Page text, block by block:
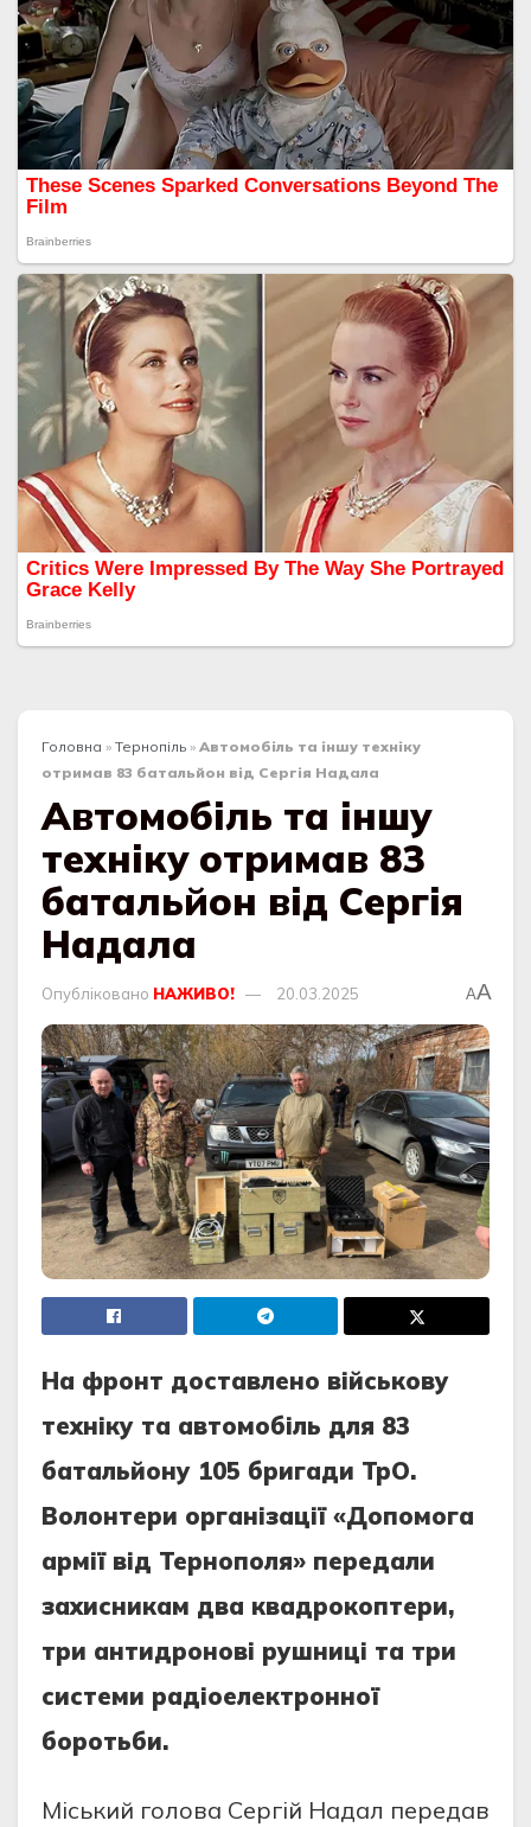
Головна » Тернопіль » Автомобіль та іншу техніку
отримав 83 батальйон від Сергія Надала
Автомобіль та іншу
техніку отримав 83
батальйон від Сергія
Надала
Опубліковано НАЖИВО! 20.03.2025 AA
На фронт доставлено військову
техніку та автомобіль для 83
батальйону 105 бригади ТрО.
Волонтери організації «Допомога
армії від Тернополя» передали
захисникам два квадрокоптери,
три антидронові рушниці та три
системи радіоелектронної
боротьби.
Міський голова Сергій Надал передав